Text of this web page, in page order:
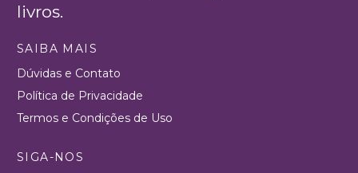
livros.
SAIBA MAIS
Dúvidas e Contato
Política de Privacidade
Termos e Condições de Uso
SIGA-NOS